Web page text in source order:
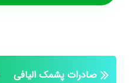
صادرات پشمک الیافی